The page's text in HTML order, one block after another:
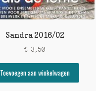
Sandra 2016/02
€ 3,50
Toevoegen aan winkelwagen